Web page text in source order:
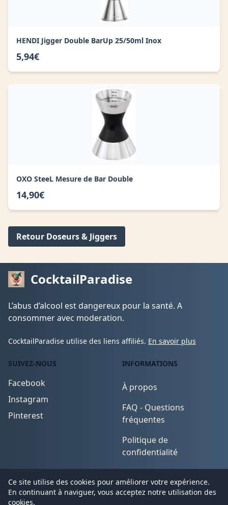
HENDI Jigger Double BarUp 25/50ml Inox
5,94€
OXO SteeL Mesure de Bar Double
14,90€
Retour Doseurs & Jiggers
CocktailParadise
L’abus d’alcool est dangereux pour la santé. A
consommer avec moderation.
CocktailParadise utilise des liens affiliés. En savoir plus
SUIVEZ-NOUS
Facebook
Instagram
Pinterest
INFORMATIONS
À propos
FAQ - Questions
fréquentes
Politique de
confidentialité
Conditions d'utilisation
Ce site utilise des cookies pour améliorer votre expérience.
En continuant à naviguer, vous acceptez notre utilisation des
cookies.